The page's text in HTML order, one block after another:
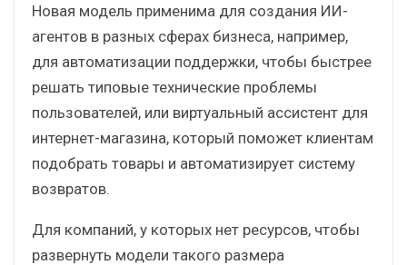
Новая модель применима для создания ИИ-
агентов в разных сферах бизнеса, например,
для автоматизации поддержки, чтобы быстрее
решать типовые технические проблемы
пользователей, или виртуальный ассистент для
интернет-магазина, который поможет клиентам
подобрать товары и автоматизирует систему
возвратов.
Для компаний, у которых нет ресурсов, чтобы
развернуть модели такого размера